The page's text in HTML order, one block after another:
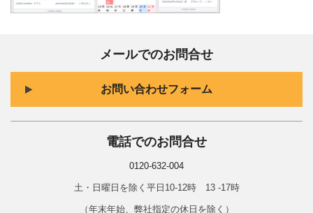
メールでのお問合せ
お問い合わせフォーム
電話でのお問合せ
0120-632-004
土・日曜日を除く平日10-12時 13 -17時
（年末年始、弊社指定の休日を除く）